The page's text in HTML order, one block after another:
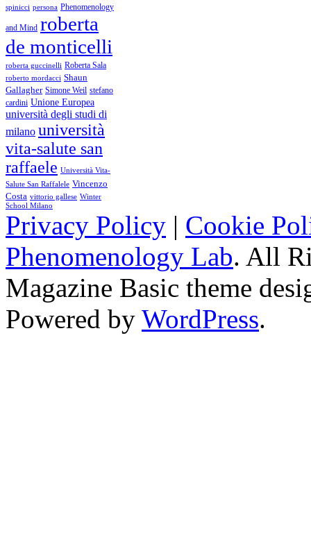
spinicci persona Phenomenology
and Mind roberta
de monticelli
roberta guccinelli Roberta Sala
roberto mordacci Shaun
Gallagher Simone Weil stefano
cardini Unione Europea
università degli studi di
milano università
vita-salute san
raffaele Università Vita-
Salute San Raffalele Vincenzo
Costa vittorio gallese Winter
School Milano
Privacy Policy | Cookie
Phenomenology Lab. All
Magazine Basic theme
Powered by WordPress.